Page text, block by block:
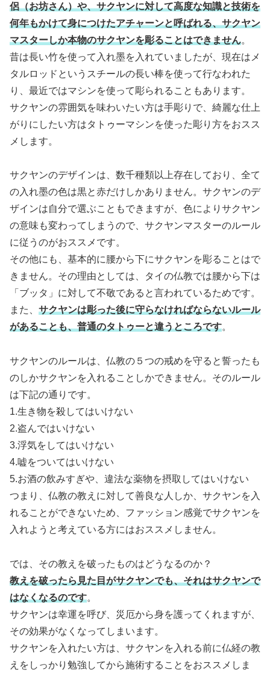
侶（お坊さん）や、サクヤンに対して高度な知識と技術を
何年もかけて身につけたアチャーンと呼ばれる、サクヤン
マスターしか本物のサクヤンを彫ることはできません。
昔は長い竹を使って入れ墨を入れていましたが、現在はメ
タルロッドというスチールの長い棒を使って行なわれた
り、最近ではマシンを使って彫られることもあります。
サクヤンの雰囲気を味わいたい方は手彫りで、綺麗な仕上
がりにしたい方はタトゥーマシンを使った彫り方をおスス
メします。
サクヤンのデザインは、数千種類以上存在しており、全て
の入れ墨の色は黒と赤だけしかありません。サクヤンのデ
ザインは自分で選ぶこともできますが、色によりサクヤン
の意味も変わってしまうので、サクヤンマスターのルール
に従うのがおススメです。
その他にも、基本的に腰から下にサクヤンを彫ることはで
きません。その理由としては、タイの仏教では腰から下は
「ブッタ」に対して不敬であると言われているためです。
また、 サクヤンは彫った後に守らなければならないルール
があることも、普通のタトゥーと違うところです。
サクヤンのルールは、仏教の５つの戒めを守ると誓ったも
のしかサクヤンを入れることしかできません。そのルール
は下記の通りです。
1.生き物を殺してはいけない
2.盗んではいけない
3.浮気をしてはいけない
4.嘘をついてはいけない
5.お酒の飲みすぎや、違法な薬物を摂取してはいけない
つまり、仏教の教えに対して善良な人しか、サクヤンを入
れることができないため、ファッション感覚でサクヤンを
入れようと考えている方にはおススメしません。
では、その教えを破ったものはどうなるのか？
教えを破ったら見た目がサクヤンでも、それはサクヤンで
はなくなるのです。
サクヤンは幸運を呼び、災厄から身を護ってくれますが、
その効果がなくなってしまいます。
サクヤンを入れたい方は、サクヤンを入れる前に仏経の教
えをしっかり勉強してから施術することをおススメしま